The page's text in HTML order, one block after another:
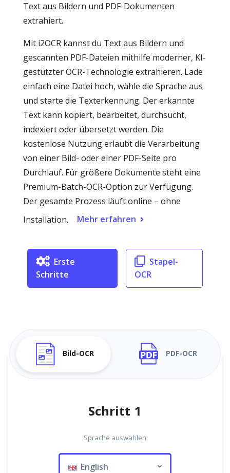
Text aus Bildern und PDF-Dokumenten
extrahiert.
Mit i2OCR kannst du Text aus Bildern und
gescannten PDF-Dateien mithilfe moderner, KI-
gestützter OCR-Technologie extrahieren. Lade
einfach eine Datei hoch, wähle die Sprache aus
und starte die Texterkennung. Der erkannte
Text kann kopiert, bearbeitet, durchsucht,
indexiert oder übersetzt werden. Die
kostenlose Nutzung erlaubt die Verarbeitung
von einer Bild- oder einer PDF-Seite pro
Durchlauf. Für größere Dokumente steht eine
Premium-Batch-OCR-Option zur Verfügung.
Der gesamte Prozess läuft online – ohne
Installation.
Mehr erfahren
Erste
Schritte
Stapel-
OCR
Bild-OCR PDF-OCR
Schritt 1
Sprache auswählen
English